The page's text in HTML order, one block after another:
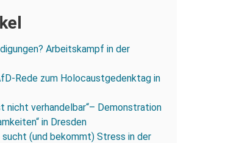
Arbeitskampf in der
Rede zum Holocaustgedenktag in
nicht verhandelbar“– Demonstration
in Dresden
sucht (und bekommt) Stress in der